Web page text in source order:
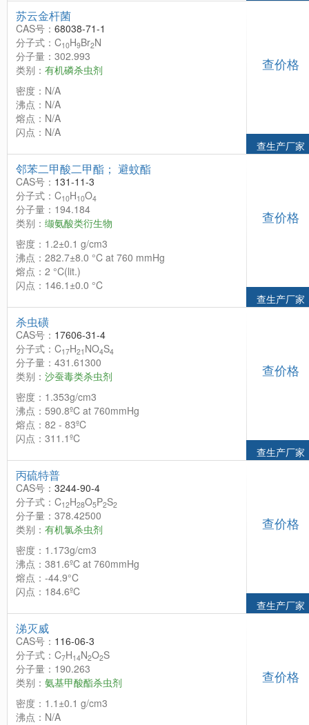
苏云金杆菌
CAS号： 68038-71-1
分子式：C10H9Br2N
分子量：302.993
类别： 有机磷杀虫剂
密度：N/A
沸点：N/A
熔点：N/A
闪点：N/A
查价格
查生产厂家
邻苯二甲酸二甲酯； 避蚊酯
CAS号： 131-11-3
分子式：C10H10O4
分子量：194.184
类别： 缬氨酸类衍生物
密度：1.2±0.1 g/cm3
沸点：282.7±8.0 °C at 760 mmHg
熔点：2 °C(lit.)
闪点：146.1±0.0 °C
查价格
查生产厂家
杀虫磺
CAS号： 17606-31-4
分子式：C17H21 NO4S4
分子量：431.61300
类别： 沙蚕毒类杀虫剂
密度：1.353g/cm3
沸点：590.8ºC at 760mmHg
熔点：82 - 83ºC
闪点：311.1ºC
查价格
查生产厂家
丙硫特普
CAS号： 3244-90-4
分子式：C12H28O5P2S2
分子量：378.42500
类别： 有机氯杀虫剂
密度：1.173g/cm3
沸点：381.6ºC at 760mmHg
熔点：-44.9°C
闪点：184.6ºC
查价格
查生产厂家
涕灭威
CAS号： 116-06-3
分子式：C7H14N2O2S
分子量：190.263
类别： 氨基甲酸酯杀虫剂
密度：1.1±0.1 g/cm3
沸点：N/A
查价格